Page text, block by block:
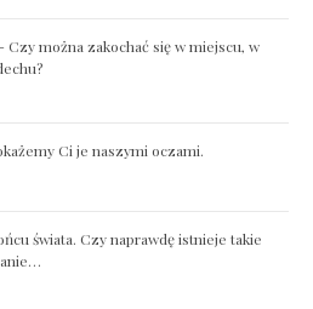
Czy można zakochać się w miejscu, w
Ci je naszymi oczami.
świata. Czy naprawdę istnieje takie